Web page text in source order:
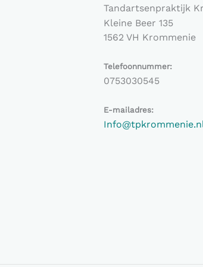
Tandartsenpraktijk
Kleine Beer 135
1562 VH Krommenie
Telefoonnummer:
0753030545
E-mailadres: